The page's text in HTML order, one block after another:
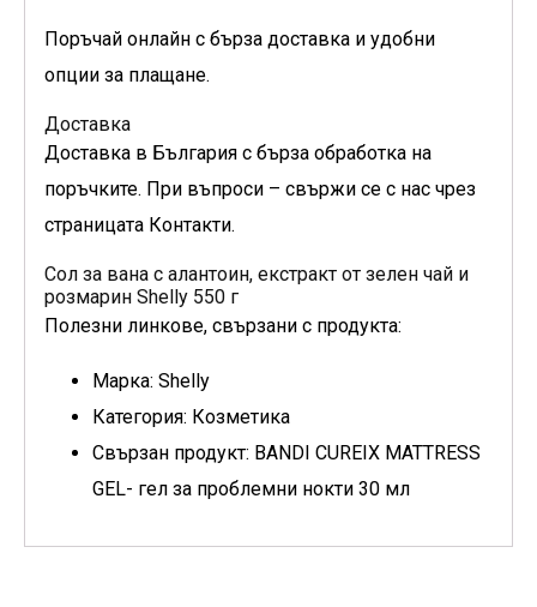
Поръчай онлайн с бърза доставка и удобни
опции за плащане.
Доставка
Доставка в България с бърза обработка на
поръчките. При въпроси – свържи се с нас чрез
страницата Контакти.
Сол за вана с алантоин, екстракт от зелен чай и
розмарин Shelly 550 г
Полезни линкове, свързани с продукта:
Марка: Shelly
Категория: Козметика
Свързан продукт: BANDI CUREIX MATTRESS
GEL- гел за проблемни нокти 30 мл